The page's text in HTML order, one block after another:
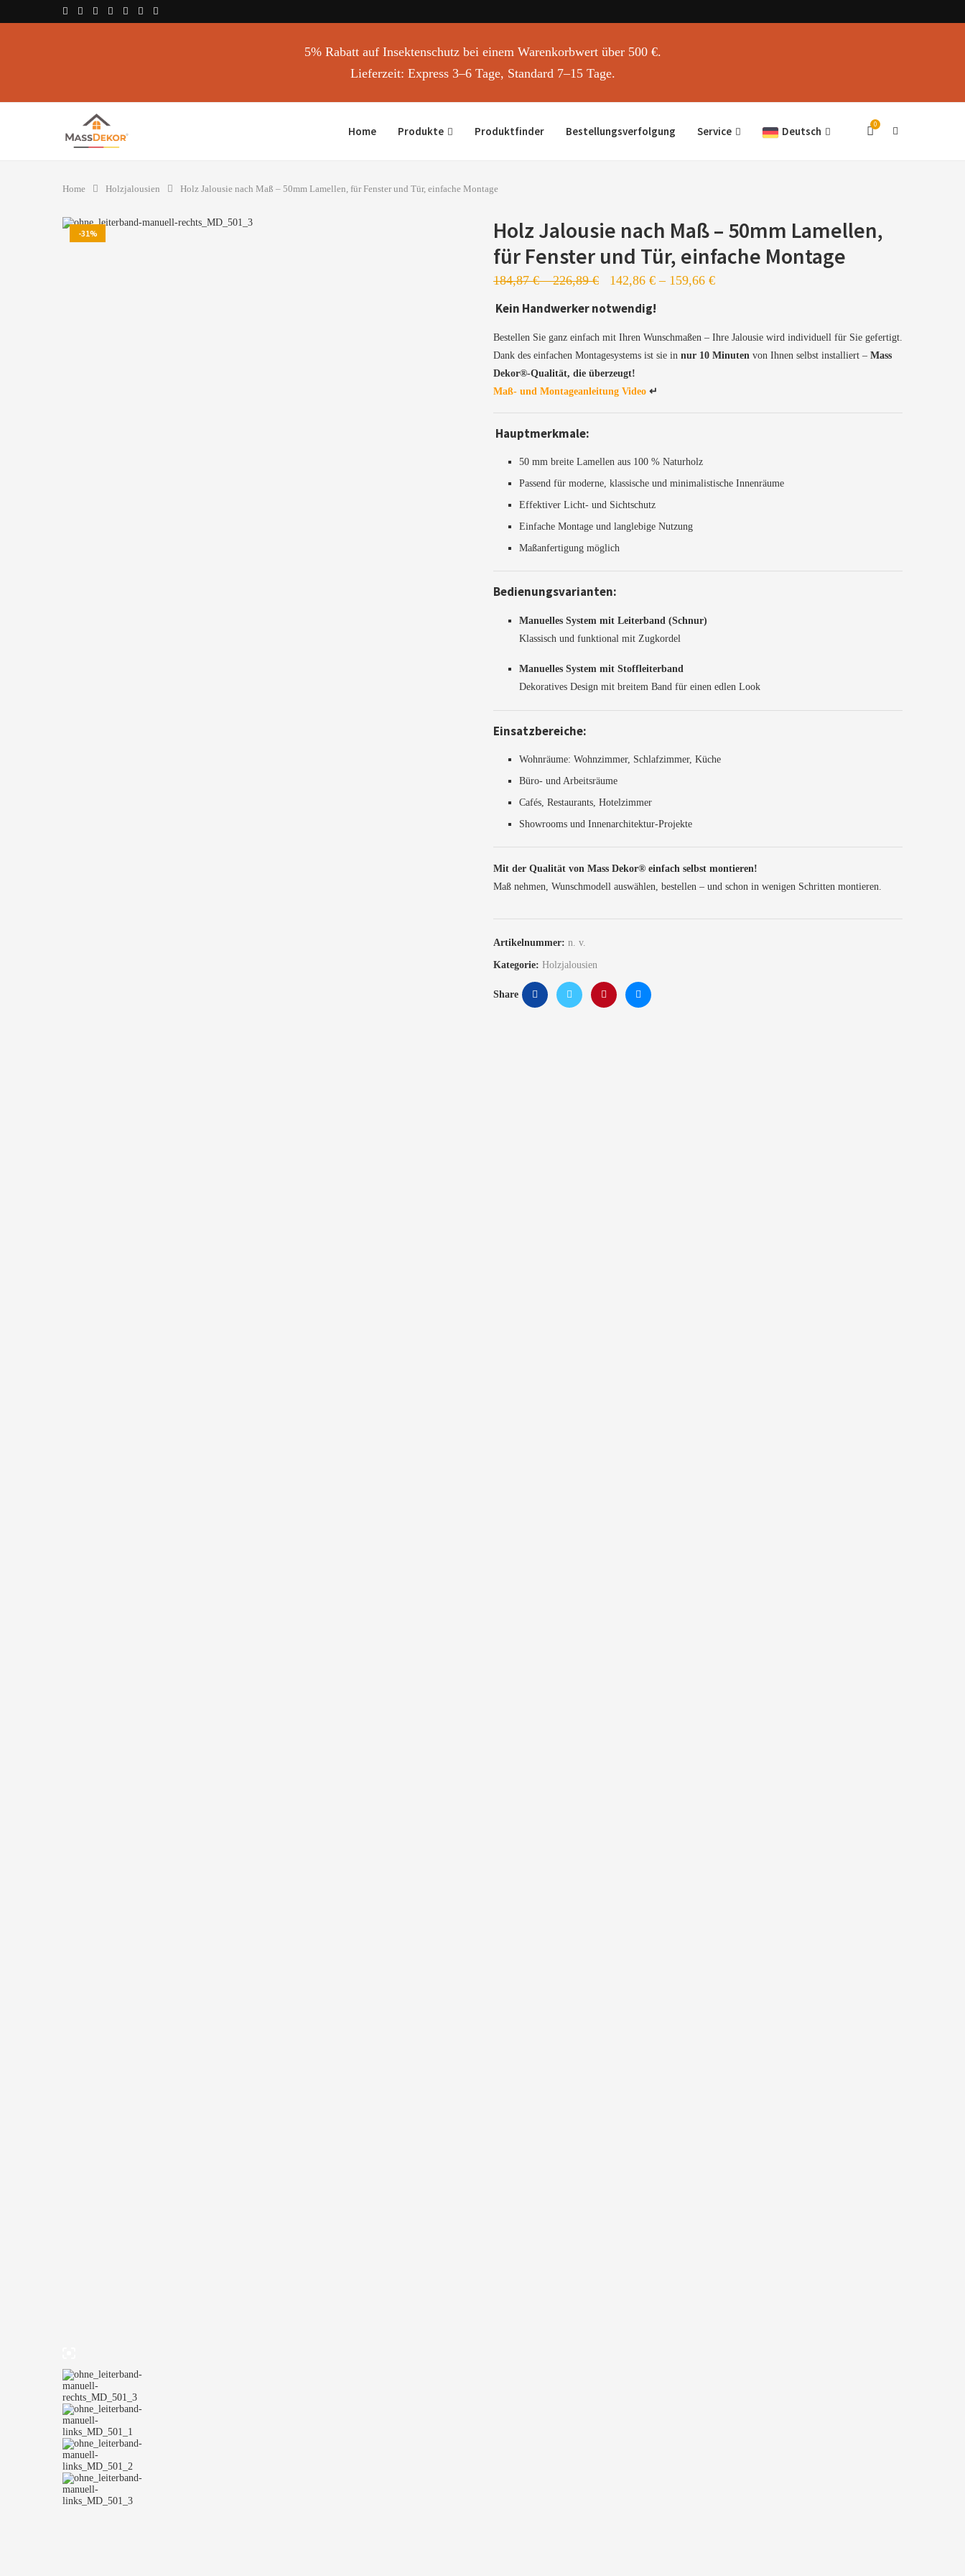
5% Rabatt auf Insektenschutz bei einem Warenkorbwert über 500 €.
Lieferzeit: Express 3–6 Tage, Standard 7–15 Tage.
Home Produkte Produktfinder Bestellungsverfolgung Service Deutsch
0
Home Holzjalousien Holz Jalousie nach Maß – 50mm Lamellen, für Fenster und Tür, einfache Montage
-31%
Holz Jalousie nach Maß – 50mm Lamellen,
für Fenster und Tür, einfache Montage
184,87€ –226,89€ 142,86 € – 159,66 €
Kein Handwerker notwendig!
Bestellen Sie ganz einfach mit Ihren Wunschmaßen – Ihre Jalousie wird individuell für Sie gefertigt.
Dank des einfachen Montagesystems ist sie in nur 10 Minutenvon Ihnen selbst installiert – Mass
Dekor®-Qualität, die überzeugt!
Maß- und Montageanleitung Video ↵
Hauptmerkmale:
50 mm breite Lamellen aus 100 % Naturholz
Passend für moderne, klassische und minimalistische Innenräume
Effektiver Licht- und Sichtschutz
Einfache Montage und langlebige Nutzung
Maßanfertigung möglich
Bedienungsvarianten:
Manuelles System mit Leiterband (Schnur)
Klassisch und funktional mit Zugkordel
Manuelles System mit Stoffleiterband
Dekoratives Design mit breitem Band für einen edlen Look
Einsatzbereiche:
Wohnräume: Wohnzimmer, Schlafzimmer, Küche
Büro- und Arbeitsräume
Cafés, Restaurants, Hotelzimmer
Showrooms und Innenarchitektur-Projekte
Mit der Qualität von Mass Dekor® einfach selbst montieren!
Maß nehmen, Wunschmodell auswählen, bestellen – und schon in wenigen Schritten montieren.
Artikelnummer: n. v.
Kategorie: Holzjalousien
Share